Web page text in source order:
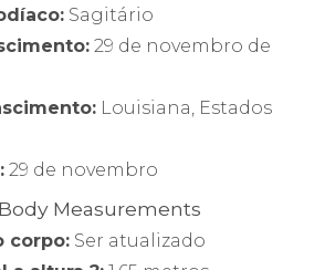
Sagitário
29 de novembro de
Louisiana, Estados
29 de novembro
Measurements
corpo: Ser atualizado